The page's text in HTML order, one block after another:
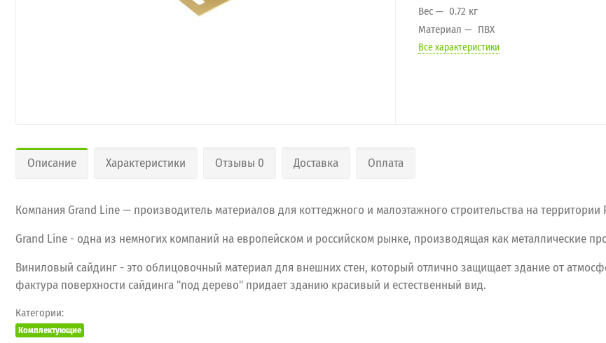
Вес
0.72 кг
Материал
ПВХ
Все характеристики
Описание Характеристики Отзывы 0 Доставка Оплата
Компания Grand Line — производитель материалов для коттеджного и малоэтажного строительства на территории
Grand Line - одна из немногих компаний на европейском и российском рынке, производящая как металлические
Виниловый сайдинг - это облицовочный материал для внешних стен, который отлично защищает здание от
фактура поверхности сайдинга "под дерево" придает зданию красивый и естественный вид.
Категории:
Комплектующие